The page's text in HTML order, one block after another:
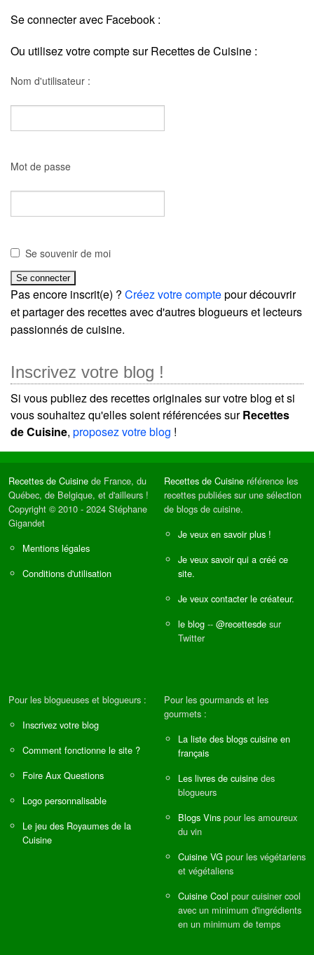
Se connecter avec Facebook :
Ou utilisez votre compte sur Recettes de Cuisine :
Nom d'utilisateur :
Mot de passe
Se souvenir de moi
Pas encore inscrit(e) ? Créez votre comptepour découvrir
et partager des recettes avec d'autres blogueurs et lecteurs
passionnés de cuisine.
Inscrivez votre blog !
Si vous publiez des recettes originales sur votre blog et si
vous souhaitez qu'elles soient référencées surRecettes
de Cuisine, proposez votre blog !
Recettes de Cuisine de France, du
Québec, de Belgique, et d'ailleurs !
Copyright © 2010 - 2024 Stéphane
Gigandet
Mentions légales
Conditions d'utilisation
Recettes de Cuisine référence les
recettes publiées sur une sélection
de blogs de cuisine.
Je veux en savoir plus !
Je veux savoir qui a créé ce
site.
Je veux contacter le créateur.
le blog -- @recettesde sur
Twitter
Pour les blogueuses et blogueurs :
Inscrivez votre blog
Comment fonctionne le site ?
Foire Aux Questions
Logo personnalisable
Le jeu des Royaumes de la
Cuisine
Pour les gourmands et les
gourmets :
La liste des blogs cuisine en
français
Les livres de cuisine des
blogueurs
Blogs Vins pour les amoureux
du vin
Cuisine VG pour les végétariens
et végétaliens
Cuisine Cool pour cuisiner cool
avec un minimum d'ingrédients
en un minimum de temps